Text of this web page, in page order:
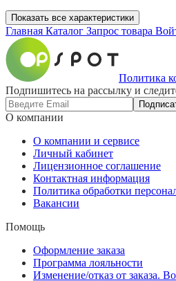
Показать все характеристики
Главная Каталог Запрос товара
Политика
Подпишитесь на рассылку и
О компании
О компании и сервисе
Личный кабинет
Лицензионное соглашение
Контактная информация
Политика обработки
Вакансии
Помощь
Оформление заказа
Программа лояльности
Изменение/отказ от заказа.